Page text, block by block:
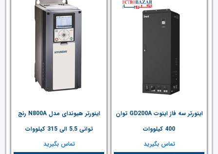
اینورتر سه فاز اینوت GD200A توان
400 کیلووات
تماس بگیرید
اینورتر هیوندای مدل N800A رنج
توانی 5.5 الی 315 کیلووات
تماس بگیرید